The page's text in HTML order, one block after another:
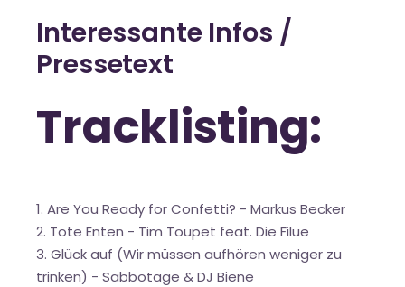
Interessante Infos /
Pressetext
Tracklisting:
1. Are You Ready for Confetti? - Markus Becker
2. Tote Enten - Tim Toupet feat. Die Filue
3. Glück auf (Wir müssen aufhören weniger zu
trinken) - Sabbotage & DJ Biene